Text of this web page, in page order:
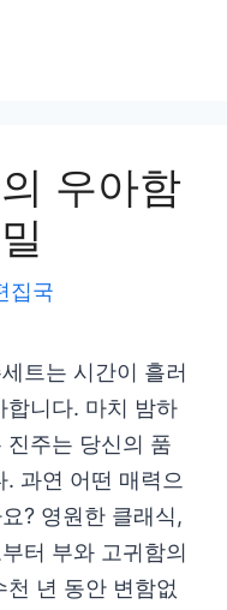
우아함
집국
트는 시간이 흘러
합니다. 마치 밤하
진주는 당신의 품
과연 어떤 매력으
? 영원한 클래식,
터 부와 고귀함의
년 동안 변함없